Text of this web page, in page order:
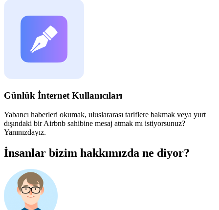
Günlük İnternet Kullanıcıları
Yabancı haberleri okumak, uluslararası tariflere bakmak veya yurt
dışındaki bir Airbnb sahibine mesaj atmak mı istiyorsunuz?
Yanınızdayız.
İnsanlar bizim hakkımızda ne diyor?